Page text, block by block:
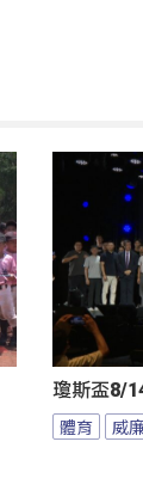
瓊斯盃8/
體育 威